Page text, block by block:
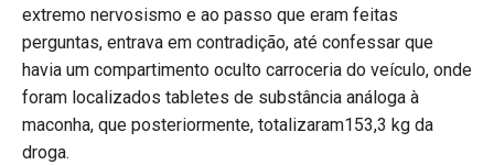
extremo nervosismo e ao passo que eram feitas
perguntas, entrava em contradição, até confessar que
havia um compartimento oculto carroceria do veículo, onde
foram localizados tabletes de substância análoga à
maconha, que posteriormente, totalizaram153,3 kg da
droga.